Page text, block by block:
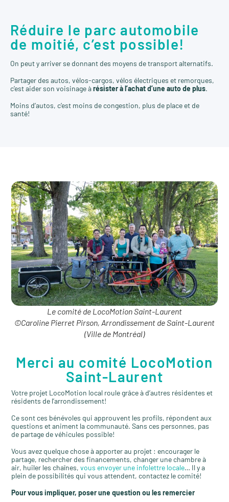
Réduire le parc automobile
de moitié, c’est possible!
On peut y arriver se donnant des moyens de transport alternatifs.
Partager des autos, vélos-cargos, vélos électriques et remorques,
c’est aider son voisinage àrésister à l’achat d’une auto de plus.
Moins d’autos, c’est moins de congestion, plus de place et de
santé!
Le comité de LocoMotion Saint-Laurent
©Caroline Pierret Pirson, Arrondissement de Saint-Laurent
(Ville de Montréal)
Merci au comité LocoMotion
Saint-Laurent
Votre projet LocoMotion local roule grâce à d’autres résidentes et
résidents de l’arrondissement!
Ce sont ces bénévoles qui approuvent les profils, répondent aux
questions et animent la communauté. Sans ces personnes, pas
de partage de véhicules possible!
Vous avez quelque chose à apporter au projet : encourager le
partage, rechercher des financements, changer une chambre à
air, huiler les chaînes,vous envoyer une infolettre locale… Il y a
plein de possibilités qui vous attendent, contactez le comité!
Pour vous impliquer, poser une question ou les remercier